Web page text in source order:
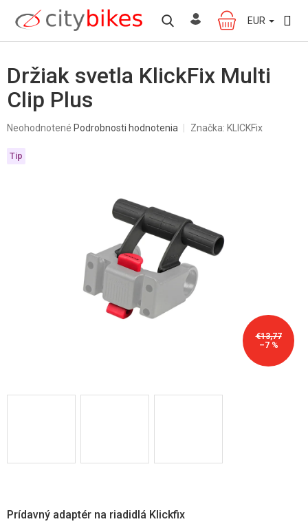
obsah
NÁKUPNÝ
KOŠÍK
EUR
Držiak svetla KlickFix Multi
Clip Plus
Priemerné
produktu
je
Neohodnotené Podrobnosti hodnotenia Značka: KLICKFix
€13,77
–7 %
Tip
Prídavný adaptér na riadidlá Klickfix